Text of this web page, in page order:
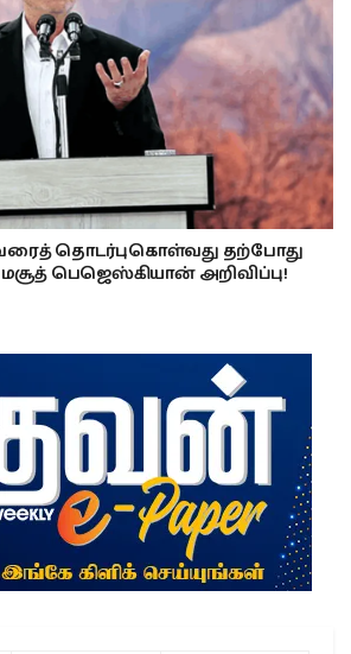
தொடர்புகொள்வது தற்போது
மசூத் பெஜெஸ்கியான் அறிவிப்பு!